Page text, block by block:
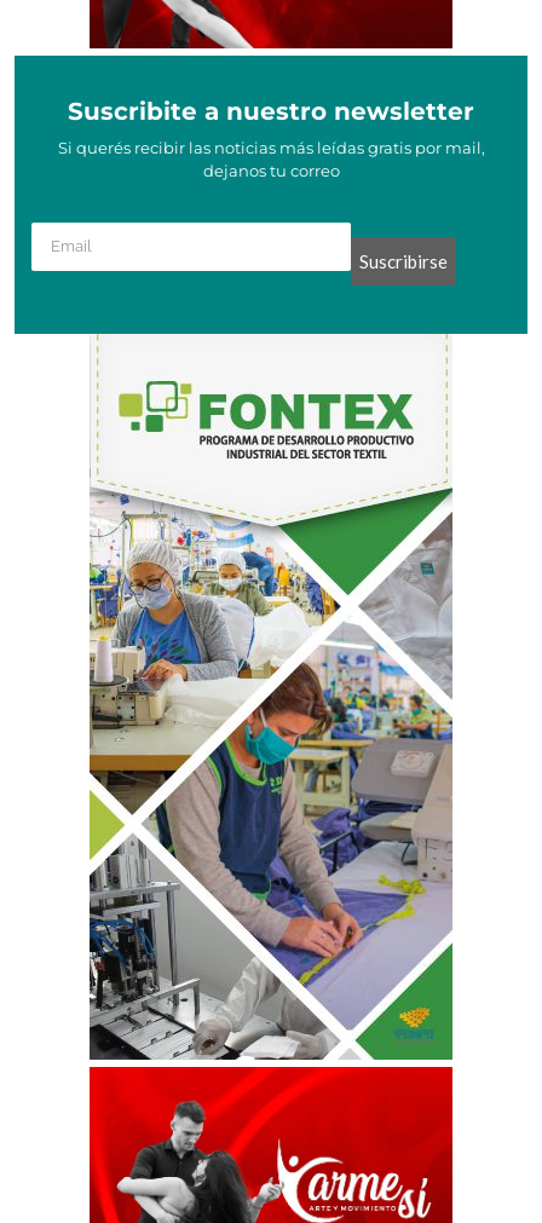
Suscribite a nuestro newsletter
Si querés recibir las noticias más leídas gratis por mail,
dejanos tu correo
Suscribirse